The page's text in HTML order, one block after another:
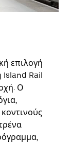
επιλογή
Island Rail
Ο